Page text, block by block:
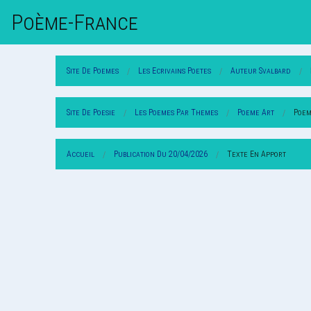
Poème-FrAnce
Site De Poemes Les Ecrivains Poetes Auteur Svalbard
Site De Poesie Les Poemes Par Themes Poeme Art
Accueil Publication Du 20/04/2026 Texte En Apport